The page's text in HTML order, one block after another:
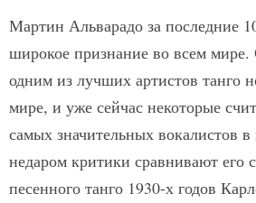
Мартин Альварадо за последние
широкое признание во всем мире.
одним из лучших артистов танго
мире, и уже сейчас некоторые
самых значительных вокалистов в
недаром критики сравнивают его
песенного танго 1930-х годов